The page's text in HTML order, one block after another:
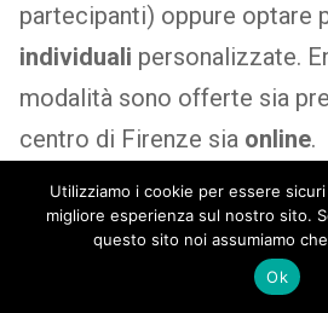
partecipanti) oppure optare
individuali personalizzate.
modalità sono offerte sia
centro di Firenze sia online.
Il nostro centro di lingua
soltanto in occasione delle
24 giugno, per
Utilizziamo i cookie per essere
migliore esperienza sul nostro sito.
questo sito noi assumiamo
Ok